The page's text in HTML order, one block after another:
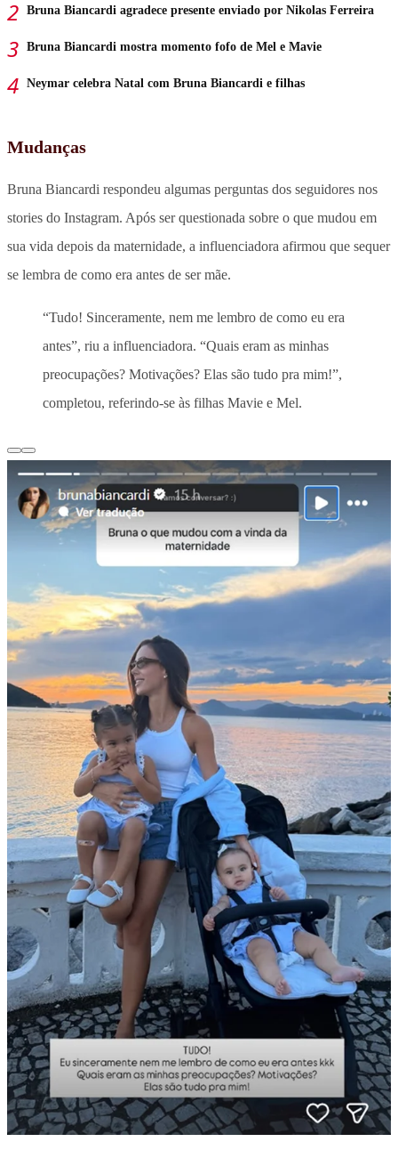
Bruna Biancardi agradece presente enviado por Nikolas Ferreira
Bruna Biancardi mostra momento fofo de Mel e Mavie
Neymar celebra Natal com Bruna Biancardi e filhas
Mudanças
Bruna Biancardi respondeu algumas perguntas dos seguidores nos
stories do Instagram. Após ser questionada sobre o que mudou em
sua vida depois da maternidade, a influenciadora afirmou que sequer
se lembra de como era antes de ser mãe.
“Tudo! Sinceramente, nem me lembro de como eu era
antes”, riu a influenciadora. “Quais eram as minhas
preocupações? Motivações? Elas são tudo pra mim!”,
completou, referindo-se às filhas Mavie e Mel.